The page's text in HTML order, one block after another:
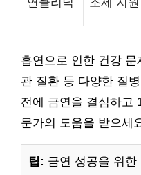
흡연으로 인한 건강
관 질환 등 다양한 질
전에 금연을 결심하고
문가의 도움을 받으세
팁: 금연 성공을 위